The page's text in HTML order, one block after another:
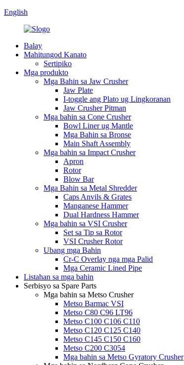
English
Balay
Mahitungod Kanato
Sertipiko
Mga produkto
Mga Bahin sa Jaw Crusher
Jaw Plate
I-toggle ang Plato ug Lingkoranan
Jaw Crusher Pitman
Mga bahin sa Cone Crusher
Bowl Liner ug Mantle
Mga Bahin sa Bronse
Main Shaft Assembly
Mga bahin sa Impact Crusher
Apron
Rotor
Blow Bar
Mga Bahin sa Metal Shredder
Caps Anvils & Grates
Manganese Hammer
Dual Hardness Hammer
Mga bahin sa VSI Crusher
Set sa Tip sa Rotor
VSI Crusher Rotor
Ubang mga Bahin
Cr-C Overlay nga mga Palid
Mga Ceramic Lined Pipe
Listahan sa mga bahin
Serbisyo sa Spare Parts
Mga bahin sa Metso Crusher
Metso Barmac VSI
Metso C80 C96 LT96
Metso C100 C106 C110
Metso C120 C125 C140
Metso C145 C150 C160
Metso C200 C3054
Mga bahin sa Metso Gyratory Crusher